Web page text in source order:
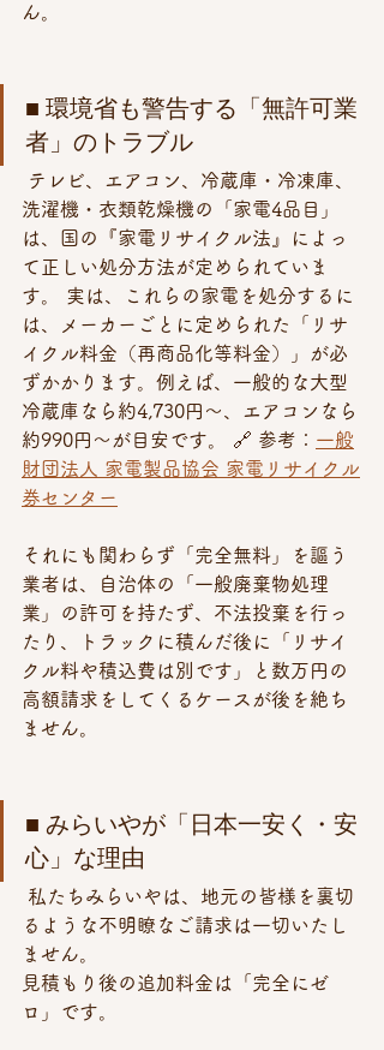
ん。
■ 環境省も警告する「無許可業
者」のトラブル
洗濯機・衣類乾燥機の「家電4品目」
は、国の『家電リサイクル法』によっ
て正しい処分方法が定められていま
す。 実は、これらの家電を処分するに
は、メーカーごとに定められた「リサ
イクル料金（再商品化等料金）」が必
ずかかります。例えば、一般的な大型
冷蔵庫なら約4,730円〜、エアコンなら
約990円〜が目安です。 🔗 参考： 一般
財団法人 家電製品協会 家電リサイクル
券センター
それにも関わらず「完全無料」を謳う
業者は、自治体の「一般廃棄物処理
業」の許可を持たず、不法投棄を行っ
たり、トラックに積んだ後に「リサイ
クル料や積込費は別です」と数万円の
高額請求をしてくるケースが後を絶ち
ません。
■ みらいやが「日本一安く・安
心」な理由
るような不明瞭なご請求は一切いたし
ません。
見積もり後の追加料金は「完全にゼ
ロ」です。